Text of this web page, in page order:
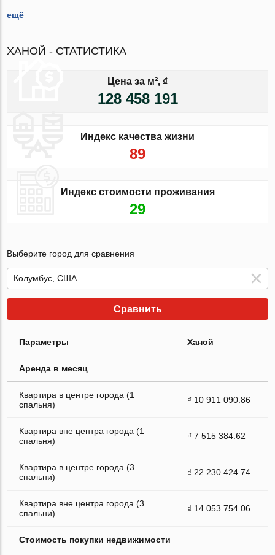
ещё
ХАНОЙ - СТАТИСТИКА
Цена за м², ₫
128 458 191
Индекс качества жизни
89
Индекс стоимости проживания
29
Выберите город для сравнения
Сравнить
Параметры Ханой
Аренда в месяц
Квартира в центре города (1
спальня)
₫ 10 911 090.86
Квартира вне центра города (1
спальня)
₫ 7 515 384.62
Квартира в центре города (3
спальни)
₫ 22 230 424.74
Квартира вне центра города (3
спальни)
₫ 14 053 754.06
Стоимость покупки недвижимости